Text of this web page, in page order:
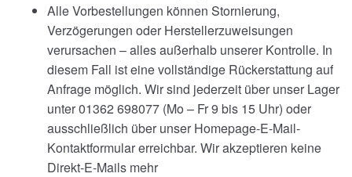
Alle Vorbestellungen können Stornierung,
Verzögerungen oder Herstellerzuweisungen
verursachen – alles außerhalb unserer Kontrolle. In
diesem Fall ist eine vollständige Rückerstattung auf
Anfrage möglich. Wir sind jederzeit über unser Lager
unter 01362 698077 (Mo – Fr 9 bis 15 Uhr) oder
ausschließlich über unser Homepage-E-Mail-
Kontaktformular erreichbar. Wir akzeptieren keine
Direkt-E-Mails mehr